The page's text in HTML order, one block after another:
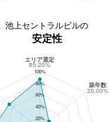
池上セントラルビルの
安定性
100%
80%
60%
40%
20%
エリア選定
85.20%
築年数
20.00%